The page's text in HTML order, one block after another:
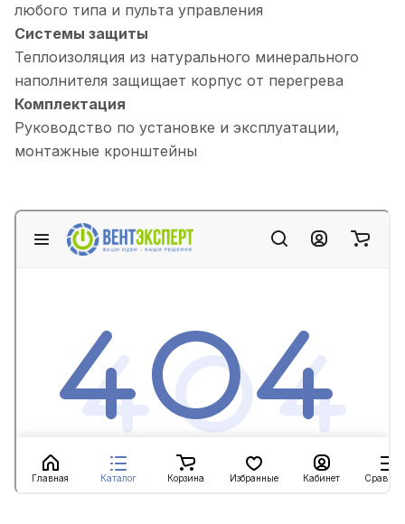
любого типа и пульта управления
Системы защиты
Теплоизоляция из натурального минерального
наполнителя защищает корпус от перегрева
Комплектация
Руководство по установке и эксплуатации,
монтажные кронштейны